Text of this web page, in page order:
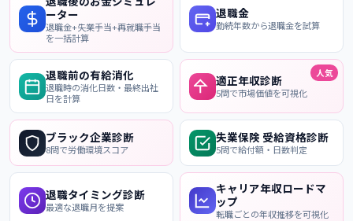
ーター
退職金+失業手当+再就職手当
を一括計算
退職金
勤続年数から退職金を試算
退職前の有給消化
退職時の消化日数・最終出社
日を計算
適正年収診断
5問で市場価値を可視化
人気
ブラック企業診断
8問で労働環境スコア
失業保険 受給資格診断
5問で給付額・日数判定
退職タイミング診断
最適な退職月を提案
キャリア年収ロードマ
ップ
転職ごとの年収推移を可視化